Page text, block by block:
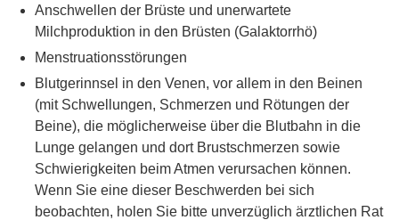
Anschwellen der Brüste und unerwartete
Milchproduktion in den Brüsten (Galaktorrhö)
Menstruationsstörungen
Blutgerinnsel in den Venen, vor allem in den Beinen
(mit Schwellungen, Schmerzen und Rötungen der
Beine), die möglicherweise über die Blutbahn in die
Lunge gelangen und dort Brustschmerzen sowie
Schwierigkeiten beim Atmen verursachen können.
Wenn Sie eine dieser Beschwerden bei sich
beobachten, holen Sie bitte unverzüglich ärztlichen Rat